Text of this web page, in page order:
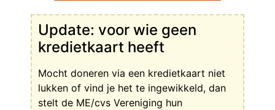
Update: voor wie geen
kredietkaart heeft
Mocht doneren via een kredietkaart niet
lukken of vind je het te ingewikkeld, dan
stelt de ME/cvs Vereniging hun